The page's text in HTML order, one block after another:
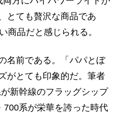
とても贅沢な商品であ
商品だと感じられる。
名前である。「パパとぼ
がとても印象的だ。筆者
新幹線のフラッグシップ
700系が栄華を誇った時代